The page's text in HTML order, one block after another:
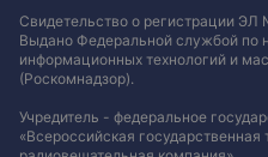
Свидетельство о регистрации
Выдано Федеральной службой по
информационных технологий и
(Роскомнадзор).
Учредитель - федеральное
«Всероссийская государственная